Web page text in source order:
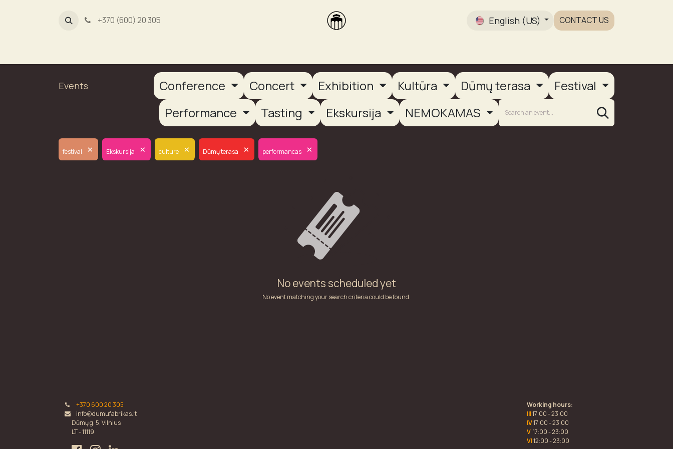
+370 (600) 20 305 English (US) CONTACT US
Events Conference Concert Exhibition Kultūra Dūmų terasa
Festival
Performance
Tasting Ekskursija NEMOKAMAS
festival × Ekskursija × culture × Dūmų terasa × performancas ×
No events scheduled yet
No event matching your search criteria could be found.
+370 600 20 305
info@dumufabrikas.lt
Dūmų g. 5, Vilnius
LT - 11119
Working hours:
III17:00 - 23:00
IV17:00 - 23:00
V 17:00 - 23:00
VI12:00 - 23:00